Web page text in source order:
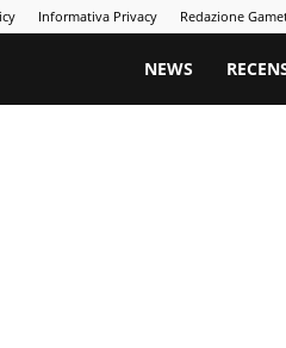
Informativa Privacy Redazione
Gametimers
NEWS